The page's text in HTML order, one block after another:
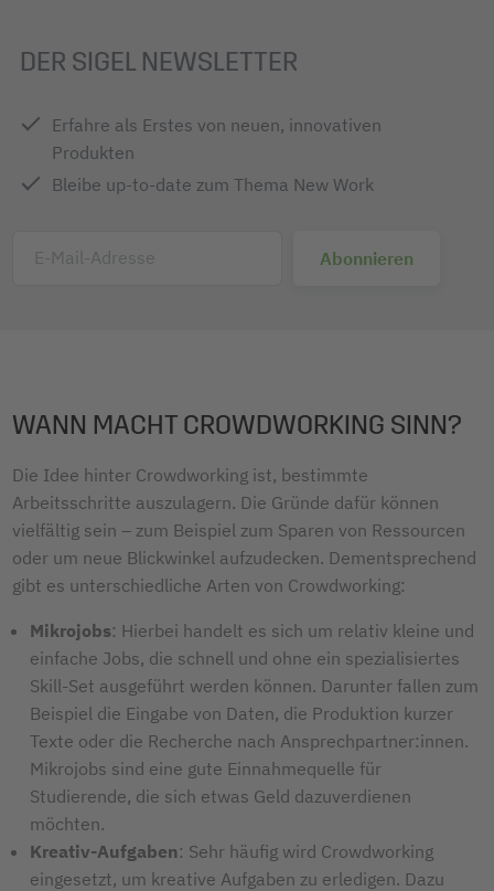
DER SIGEL NEWSLETTER
Erfahre als Erstes von neuen, innovativen
Produkten
Bleibe up-to-date zum Thema New Work
E-Mail-Adresse
WANN MACHT CROWDWORKING SINN?
Die Idee hinter Crowdworking ist, bestimmte
Arbeitsschritte auszulagern. Die Gründe dafür können
vielfältig sein – zum Beispiel zum Sparen von Ressourcen
oder um neue Blickwinkel aufzudecken. Dementsprechend
gibt es unterschiedliche Arten von Crowdworking:
Mikrojobs: Hierbei handelt es sich um relativ kleine und
einfache Jobs, die schnell und ohne ein spezialisiertes
Skill-Set ausgeführt werden können. Darunter fallen zum
Beispiel die Eingabe von Daten, die Produktion kurzer
Texte oder die Recherche nach Ansprechpartner:innen.
Mikrojobs sind eine gute Einnahmequelle für
Studierende, die sich etwas Geld dazuverdienen
möchten.
Kreativ-Aufgaben: Sehr häufig wird Crowdworking
eingesetzt, um kreative Aufgaben zu erledigen. Dazu